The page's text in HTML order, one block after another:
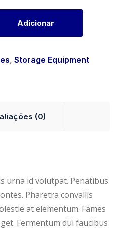
Adicionar
, Storage Equipment
(0)
urna id volutpat. Penatibus
Pharetra convallis
at elementum. Fames
Fermentum dui faucibus